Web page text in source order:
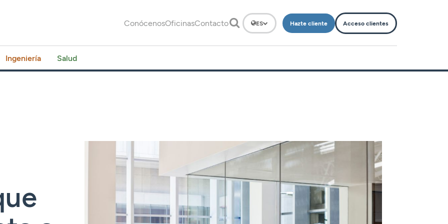
ConócenosOficinasContacto ES Hazte cliente Acceso clientes
Ingeniería Salud